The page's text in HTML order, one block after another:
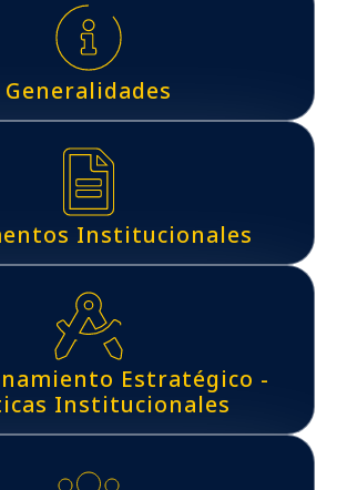
Generalidades
Institucionales
Estratégico -
Institucionales